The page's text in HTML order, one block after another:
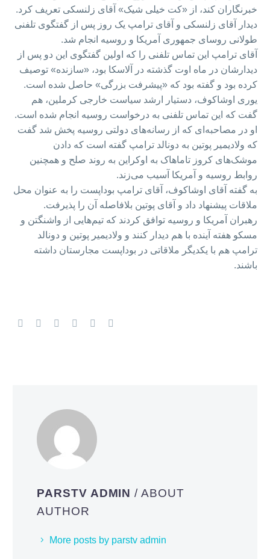
خبرنگاران کند،‌ از «کت خیلی شیک» آقای زلنسکی تعریف کرد.
دیدار آقای زلنسکی و آقای ترامپ یک روز پس از گفتگوی تلفنی
طولانی روسای جمهوری آمریکا و روسیه انجام شد.
آقای ترامپ این تماس تلفنی را که اولین گفتگوی این دو پس از
دیدارشان در ماه اوت گذشته در آلاسکا بود، «سازنده» توصیف
کرده بود و گفته بود که «پیشرفت بزرگی» حاصل شده است.
یوری اوشاکوف، دستیار ارشد سیاست خارجی کرملین، هم
گفت که این تماس تلفنی به درخواست روسیه انجام شده است.
او در مصاحبه‌ای که از رسانه‌های دولتی روسیه پخش شد گفت
که ولادیمیر پوتین به دونالد ترامپ گفته است که دادن
موشک‌های کروز تاماهاک به اوکراین به روند صلح و همچنین
روابط روسیه و آمریکا آسیب می‌زند.
به گفته آقای اوشاکوف، آقای ترامپ بوداپست را به عنوان محل
ملاقات پیشنهاد داد و آقای پوتین بلافاصله آن را پذیرفت.
رهبران آمریکا و روسیه توافق کردند که تیم‌هایی از واشنگتن و
مسکو هفته آینده با هم دیدار کنند و ولادیمیر پوتین و دونالد
ترامپ هم با یکدیگر ملاقاتی در بوداپست مجارستان داشته
باشند.
PARSTV ADMIN/ ABOUT
AUTHOR
More posts by parstv admin